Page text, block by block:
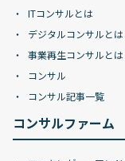
ITコンサルとは
デジタルコンサルとは
事業再生コンサルとは
コンサル
コンサル記事一覧
コンサルファーム